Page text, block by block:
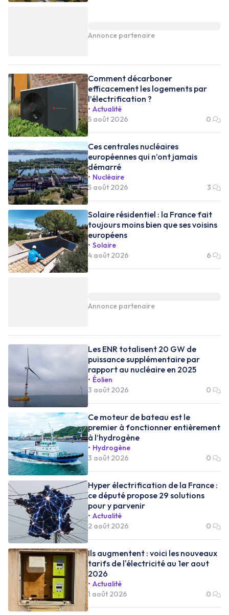
Annonce partenaire
Comment décarboner
efficacement les logements par
l’électrification ?
Actualité
5 août 2026
0
Ces centrales nucléaires
européennes qui n’ont jamais
démarré
Nucléaire
5 août 2026
3
Solaire résidentiel : la France fait
toujours moins bien que ses voisins
européens
Solaire
4 août 2026
6
Annonce partenaire
Les ENR totalisent 20 GW de
puissance supplémentaire par
rapport au nucléaire en 2025
Éolien
3 août 2026
0
Ce moteur de bateau est le
premier à fonctionner entièrement
à l’hydrogène
Hydrogène
3 août 2026
0
Hyper électrification de la France :
ce député propose 29 solutions
pour y parvenir
Actualité
2 août 2026
0
Ils augmentent : voici les nouveaux
tarifs de l'électricité au 1er aout
2026
Actualité
1 août 2026
0